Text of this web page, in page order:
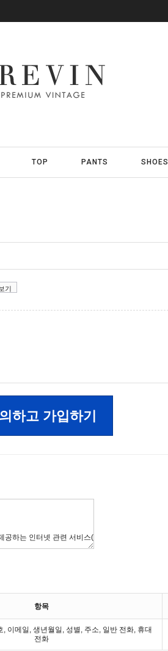
TOP PANTS SHOES
기
하고 가입하기
항목
, 이메일, 생년월일, 성별, 주소, 일반 전화, 휴대
전화